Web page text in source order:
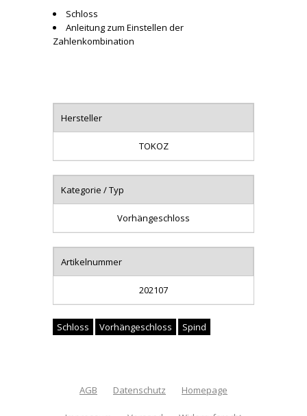
Schloss
Anleitung zum Einstellen der
Zahlenkombination
Hersteller
TOKOZ
Kategorie / Typ
Vorhängeschloss
Artikelnummer
202107
Schloss Vorhängeschloss Spind
AGB Datenschutz Homepage